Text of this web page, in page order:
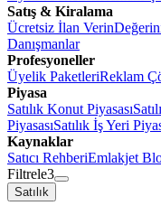
Satış & Kiralama
Ücretsiz İlan Verin
Danışmanlar
Profesyoneller
Üyelik PaketleriReklam
Piyasa
Satılık Konut Piyasası
PiyasasıSatılık İş Yeri
Kaynaklar
Satıcı RehberiEmlakjet
Filtrele3
Satılık